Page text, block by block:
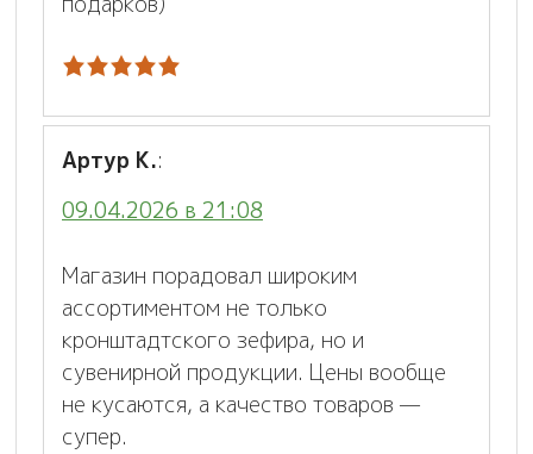
Артур К.:
09.04.2026 в 21:08
Магазин порадовал широким
ассортиментом не только
кронштадтского зефира, но и
сувенирной продукции. Цены вообще
не кусаются, а качество товаров —
супер.